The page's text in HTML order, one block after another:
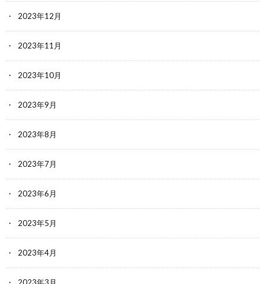
2023年12月
2023年11月
2023年10月
2023年9月
2023年8月
2023年7月
2023年6月
2023年5月
2023年4月
2023年3月